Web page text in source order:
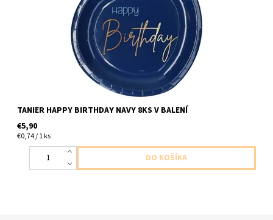
TANIER HAPPY BIRTHDAY NAVY 8KS V BALENÍ
€5,90
€0,74 / 1 ks